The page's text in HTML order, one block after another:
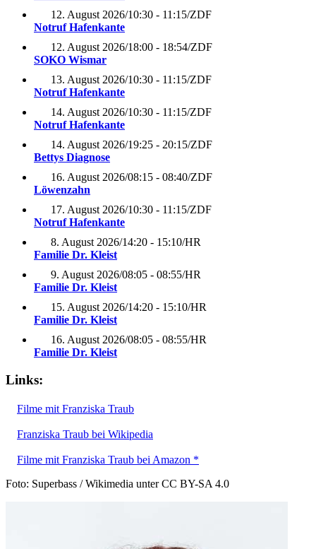
12. August 2026/10:30 - 11:15/ZDF
Notruf Hafenkante
12. August 2026/18:00 - 18:54/ZDF
SOKO Wismar
13. August 2026/10:30 - 11:15/ZDF
Notruf Hafenkante
14. August 2026/10:30 - 11:15/ZDF
Notruf Hafenkante
14. August 2026/19:25 - 20:15/ZDF
Bettys Diagnose
16. August 2026/08:15 - 08:40/ZDF
Löwenzahn
17. August 2026/10:30 - 11:15/ZDF
Notruf Hafenkante
8. August 2026/14:20 - 15:10/HR
Familie Dr. Kleist
9. August 2026/08:05 - 08:55/HR
Familie Dr. Kleist
15. August 2026/14:20 - 15:10/HR
Familie Dr. Kleist
16. August 2026/08:05 - 08:55/HR
Familie Dr. Kleist
Links:
Filme mit Franziska Traub
Franziska Traub bei Wikipedia
Filme mit Franziska Traub bei Amazon *
Foto: Superbass / Wikimedia unter CC BY-SA 4.0